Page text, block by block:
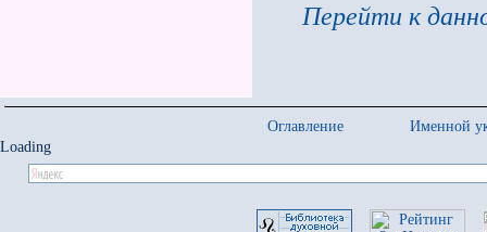
Перейти к
Оглавление
Именной
Loading